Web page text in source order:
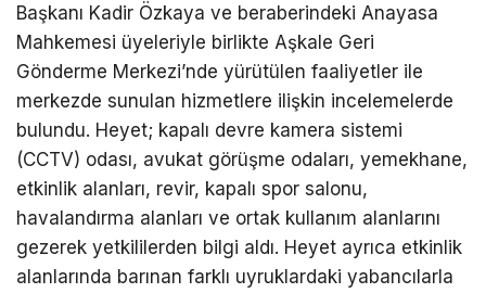
Başkanı Kadir Özkaya ve beraberindeki Anayasa
Mahkemesi üyeleriyle birlikte Aşkale Geri
Gönderme Merkezi’nde yürütülen faaliyetler ile
merkezde sunulan hizmetlere ilişkin incelemelerde
bulundu. Heyet; kapalı devre kamera sistemi
(CCTV) odası, avukat görüşme odaları, yemekhane,
etkinlik alanları, revir, kapalı spor salonu,
havalandırma alanları ve ortak kullanım alanlarını
gezerek yetkililerden bilgi aldı. Heyet ayrıca etkinlik
alanlarında barınan farklı uyruklardaki yabancılarla